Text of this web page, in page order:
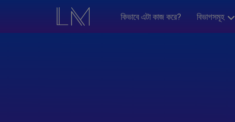
কিভাবে এটা কাজ করে? বিভাগসমূহ